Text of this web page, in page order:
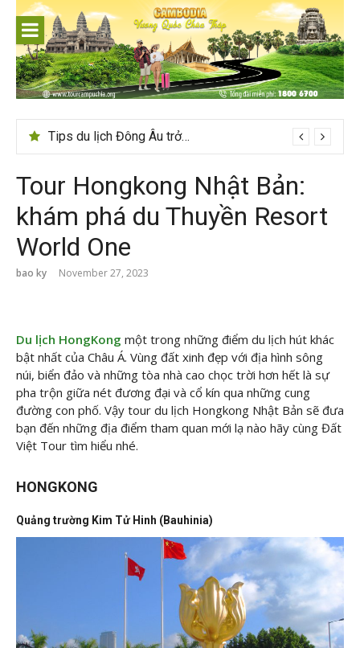
content
24h ở Thụy Sĩ nên đi đâu, chơi gì?
Tips du lịch Đông Âu trở nên trọn vẹn hơn
Tour Hongkong Nhật Bản:
khám phá du Thuyền Resort
World One
bao ky November 27, 2023
Du lịch HongKong một trong những điểm du lịch hút khác
bật nhất của Châu Á. Vùng đất xinh đẹp với địa hình sông
núi, biển đảo và những tòa nhà cao chọc trời hơn hết là sự
pha trộn giữa nét đương đại và cổ kín qua những cung
đường con phố. Vậy tour du lịch Hongkong Nhật Bản sẽ đưa
bạn đến những địa điểm tham quan mới lạ nào hãy cùng Đất
Việt Tour tìm hiểu nhé.
HONGKONG
Quảng trường Kim Tử Hinh (Bauhinia)